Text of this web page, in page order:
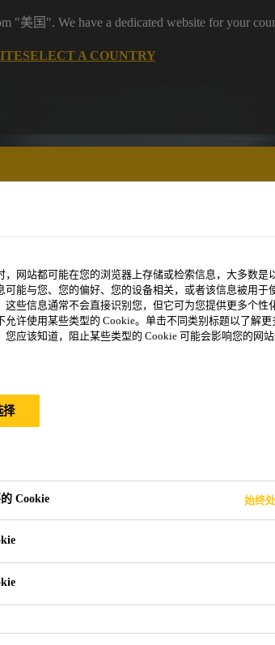
"美国". We have a dedicated website for your
SELECT A COUNTRY
，网站都可能在您的浏览器上存储或检索信息，大多数是
可能与您、您的偏好、您的设备相关，或者该信息被用于
这些信息通常不会直接识别您，但它可为您提供更多个性
允许使用某些类型的 Cookie。单击不同类别标题以了解更
您应该知道，阻止某些类型的 Cookie 可能会影响您的网
择
Cookie 始终